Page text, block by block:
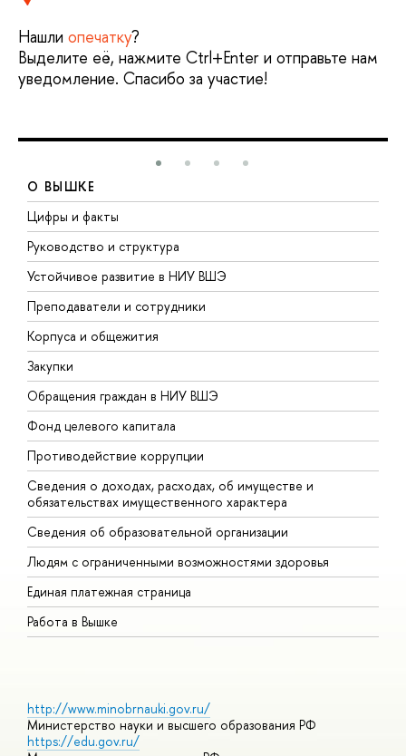
Нашли опечатку?
Выделите её, нажмите Ctrl+Enter и отправьте нам
уведомление. Спасибо за участие!
О ВЫШКЕ
Цифры и факты
Руководство и структура
Устойчивое развитие в НИУ ВШЭ
Преподаватели и сотрудники
Корпуса и общежития
Закупки
Обращения граждан в НИУ ВШЭ
Фонд целевого капитала
Противодействие коррупции
Сведения о доходах, расходах, об имуществе и
обязательствах имущественного характера
Сведения об образовательной организации
Людям с ограниченными возможностями здоровья
Единая платежная страница
Работа в Вышке
http://www.minobrnauki.gov.ru/
Министерство науки и высшего образования РФ
https://edu.gov.ru/